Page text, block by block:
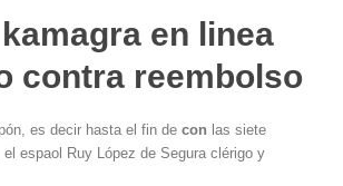
en linea
contra reembolso
es decir hasta el fin de con las siete
espaol Ruy López de Segura clérigo y